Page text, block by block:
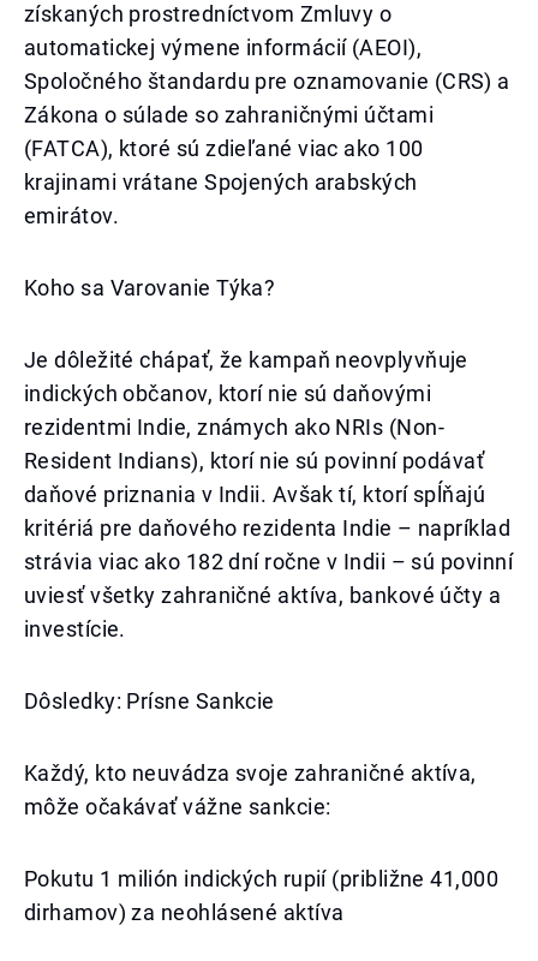
získaných prostredníctvom Zmluvy o
automatickej výmene informácií (AEOI),
Spoločného štandardu pre oznamovanie (CRS) a
Zákona o súlade so zahraničnými účtami
(FATCA), ktoré sú zdieľané viac ako 100
krajinami vrátane Spojených arabských
emirátov.
Koho sa Varovanie Týka?
Je dôležité chápať, že kampaň neovplyvňuje
indických občanov, ktorí nie sú daňovými
rezidentmi Indie, známych ako NRIs (Non-
Resident Indians), ktorí nie sú povinní podávať
daňové priznania v Indii. Avšak tí, ktorí spĺňajú
kritériá pre daňového rezidenta Indie – napríklad
strávia viac ako 182 dní ročne v Indii – sú povinní
uviesť všetky zahraničné aktíva, bankové účty a
investície.
Dôsledky: Prísne Sankcie
Každý, kto neuvádza svoje zahraničné aktíva,
môže očakávať vážne sankcie:
Pokutu 1 milión indických rupií (približne 41,000
dirhamov) za neohlásené aktíva